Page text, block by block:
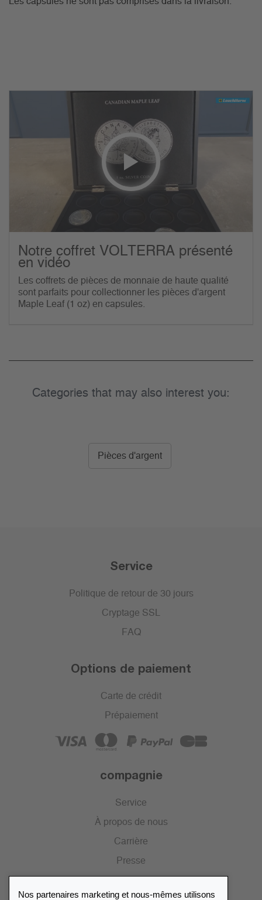
Notre coffret VOLTERRA présenté
en vidéo
Les coffrets de pièces de monnaie de haute qualité
sont parfaits pour collectionner les pièces d'argent
Maple Leaf (1 oz) en capsules.
Categories that may also interest you:
Pièces d'argent
Service
Politique de retour de 30 jours
Cryptage SSL
FAQ
Options de paiement
Carte de crédit
Prépaiement
compagnie
Service
À propos de nous
Carrière
Presse
Nos partenaires marketing et nous-mêmes utilisons